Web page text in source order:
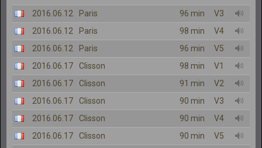
2016.06.12
Paris 96 min
V3
2016.06.12
Paris 98 min
V4
2016.06.12
Paris 96 min
V5
2016.06.17
Clisson 98 min
V1
2016.06.17
Clisson 91 min
V2
2016.06.17
Clisson 90 min
V3
2016.06.17
Clisson 90 min
V4
2016.06.17
Clisson 90 min
V5